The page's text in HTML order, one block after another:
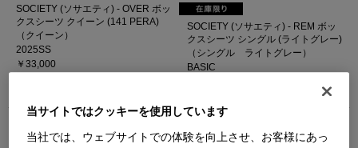
SOCIETY (ソサエティ) - OVER ボッ
クスシーツ クイーン (141 PERA)
（クイーン）
2025SS
￥33,000
SOCIETY (ソサエティ) - REM ボッ
クスシーツ シングル (ライトグレー)
（シングル ライトグレー）
BASIC
当サイトではクッキーを使用しています
当社では、ウェブサイトでの体験を向上させ、お客様にあっ